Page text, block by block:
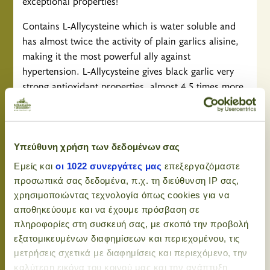
Υπεύθυνη χρήση των δεδομένων σας
Εμείς και οι 1022 συνεργάτες μας επεξεργαζόμαστε
προσωπικά σας δεδομένα, π.χ. τη διεύθυνση IP σας,
χρησιμοποιώντας τεχνολογία όπως cookies για να
αποθηκεύουμε και να έχουμε πρόσβαση σε
πληροφορίες στη συσκευή σας, με σκοπό την προβολή
εξατομικευμένων διαφημίσεων και περιεχομένου, τις
μετρήσεις σχετικά με διαφημίσεις και περιεχόμενο, την
καλύτερη εικόνα του κοινού μας και την ανάπτυξη
Contains L-Allycysteine ​​which is water soluble and
has almost twice the activity of plain garlics alisine,
making it the most powerful ally against
hypertension. L-Allycysteine ​​gives black garlic very
strong antioxidant properties, almost 4.5 times more
than plain garlic, with measurable results in the
TEAC scale, strengthening our body against
endogenous peroxidation. These results are derived
from a study by the Korean Nutrition Society, which
dates back to 2009.
Other laboratory studies confirm their antimicrobial,
antibiotic, anti-inflammatory, antifungal and anti-
cancer properties, providing them to cancer cells
cause inhibition of proliferation by influencing cell
cycle modulation and causing their apoptosis. The